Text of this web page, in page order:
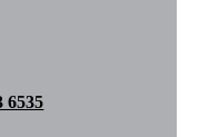
6535